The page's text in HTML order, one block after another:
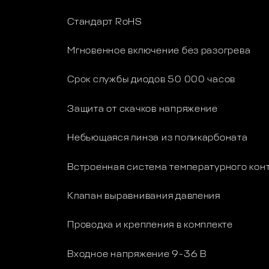
Стандарт RoHS
Мгновенное включение без разогрева
Срок службы диодов 50 000 часов
Защита от скачков напряжение
Небьющаяся линза из поликарбоната
Встроенная система температурного
Клапан выравнивания давления
Проводка и крепления в комплекте
Входное напряжение 9-36 В